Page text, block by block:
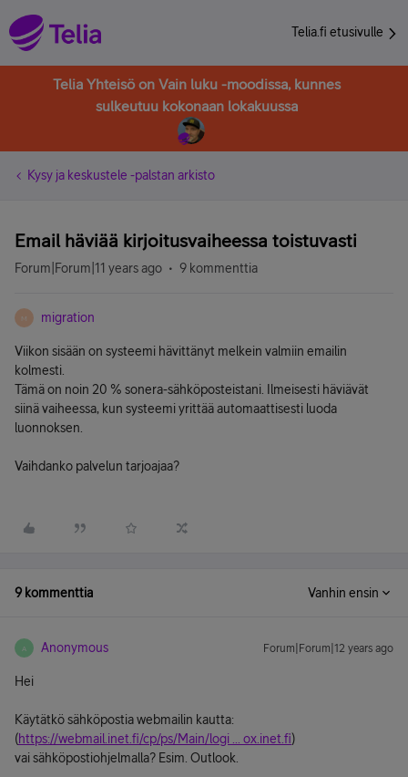
Telia.fi etusivulle
Telia Yhteisö on Vain luku -moodissa, kunnes
sulkeutuu kokonaan lokakuussa
Kysy ja keskustele -palstan arkisto
Email häviää kirjoitusvaiheessa toistuvasti
Forum|Forum|11 years ago 9 kommenttia
M migration
Viikon sisään on systeemi hävittänyt melkein valmiin emailin
kolmesti.
Tämä on noin 20 % sonera-sähköposteistani. Ilmeisesti häviävät
siinä vaiheessa, kun systeemi yrittää automaattisesti luoda
luonnoksen.
Vaihdanko palvelun tarjoajaa?
9 kommenttia Vanhin ensin
A Anonymous Forum|Forum|12 years ago
Hei
Käytätkö sähköpostia webmailin kautta:
(https://webmail.inet.fi/cp/ps/Main/logi ... ox.inet.fi)
vai sähköpostiohjelmalla? Esim. Outlook.